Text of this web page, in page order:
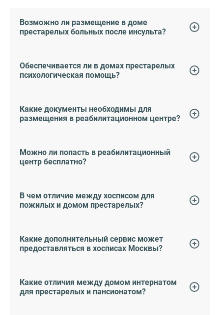
Возможно ли размещение в доме
престарелых больных после инсульта?
Обеспечивается ли в домах престарелых
психологическая помощь?
Какие документы необходимы для
размещения в реабилитационном центре?
Можно ли попасть в реабилитационный
центр бесплатно?
В чем отличие между хосписом для
пожилых и домом престарелых?
Какие дополнительный сервис может
предоставляться в хосписах Москвы?
Какие отличия между домом интернатом
для престарелых и пансионатом?